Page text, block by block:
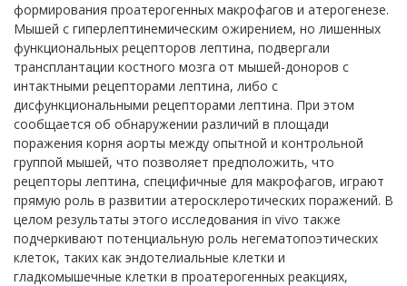
формирования проатерогенных макрофагов и атерогенезе.
Мышей с гиперлептинемическим ожирением, но лишенных
функциональных рецепторов лептина, подвергали
трансплантации костного мозга от мышей-доноров с
интактными рецепторами лептина, либо с
дисфункциональными рецепторами лептина. При этом
сообщается об обнаружении различий в площади
поражения корня аорты между опытной и контрольной
группой мышей, что позволяет предположить, что
рецепторы лептина, специфичные для макрофагов, играют
прямую роль в развитии атеросклеротических поражений. В
целом результаты этого исследования in vivo также
подчеркивают потенциальную роль негематопоэтических
клеток, таких как эндотелиальные клетки и
гладкомышечные клетки в проатерогенных реакциях,